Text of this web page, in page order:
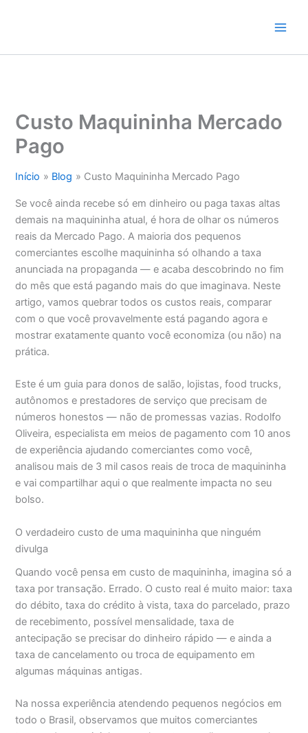
conteúdo
Custo Maquininha Mercado
Pago
Início Blog Custo Maquininha Mercado Pago
Se você ainda recebe só em dinheiro ou paga taxas altas
demais na maquininha atual, é hora de olhar os números
reais da Mercado Pago. A maioria dos pequenos
comerciantes escolhe maquininha só olhando a taxa
anunciada na propaganda — e acaba descobrindo no fim
do mês que está pagando mais do que imaginava. Neste
artigo, vamos quebrar todos os custos reais, comparar
com o que você provavelmente está pagando agora e
mostrar exatamente quanto você economiza (ou não) na
prática.
Este é um guia para donos de salão, lojistas, food trucks,
autônomos e prestadores de serviço que precisam de
números honestos — não de promessas vazias. Rodolfo
Oliveira, especialista em meios de pagamento com 10 anos
de experiência ajudando comerciantes como você,
analisou mais de 3 mil casos reais de troca de maquininha
e vai compartilhar aqui o que realmente impacta no seu
bolso.
O verdadeiro custo de uma maquininha que ninguém
divulga
Quando você pensa em custo de maquininha, imagina só a
taxa por transação. Errado. O custo real é muito maior: taxa
do débito, taxa do crédito à vista, taxa do parcelado, prazo
de recebimento, possível mensalidade, taxa de
antecipação se precisar do dinheiro rápido — e ainda a
taxa de cancelamento ou troca de equipamento em
algumas máquinas antigas.
Na nossa experiência atendendo pequenos negócios em
todo o Brasil, observamos que muitos comerciantes